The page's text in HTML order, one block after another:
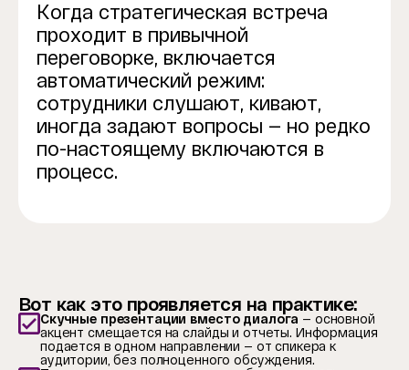
Когда стратегическая встреча
проходит в привычной
переговорке, включается
автоматический режим:
сотрудники слушают, кивают,
иногда задают вопросы — но редко
по-настоящему включаются в
процесс.
Вот как это проявляется на практике:
Скучные презентации вместо диалога — основной
акцент смещается на слайды и отчеты. Информация
подается в одном направлении — от спикера к
аудитории, без полноценного обсуждения.